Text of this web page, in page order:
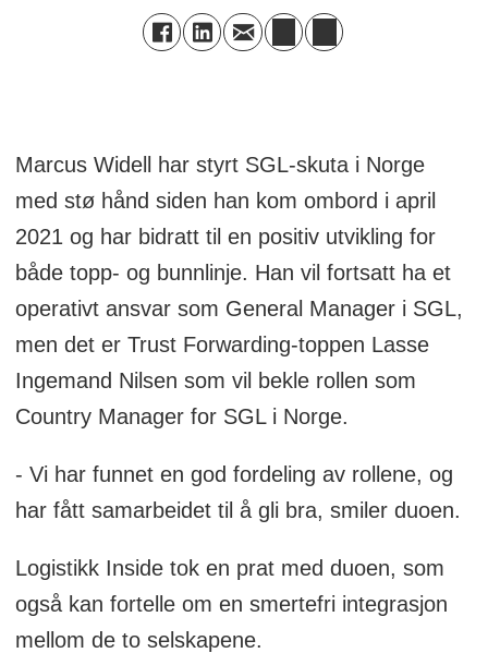
Marcus Widell har styrt SGL-skuta i Norge
med stø hånd siden han kom ombord i april
2021 og har bidratt til en positiv utvikling for
både topp- og bunnlinje. Han vil fortsatt ha et
operativt ansvar som General Manager i SGL,
men det er Trust Forwarding-toppen Lasse
Ingemand Nilsen som vil bekle rollen som
Country Manager for SGL i Norge.
- Vi har funnet en god fordeling av rollene, og
har fått samarbeidet til å gli bra, smiler duoen.
Logistikk Inside tok en prat med duoen, som
også kan fortelle om en smertefri integrasjon
mellom de to selskapene.